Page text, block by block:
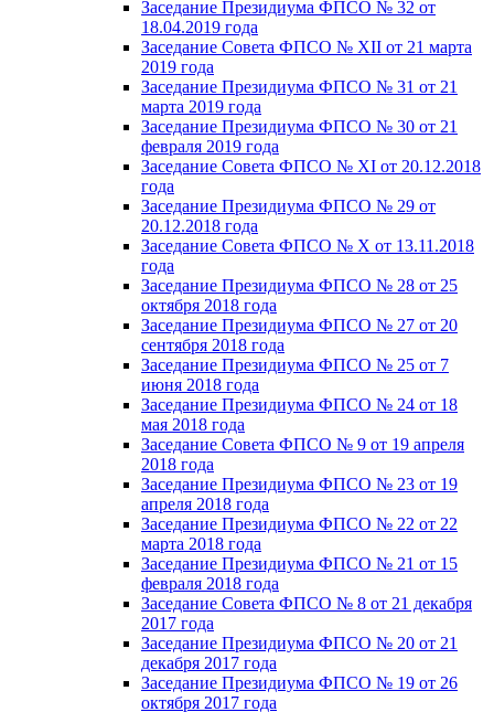
Заседание Президиума ФПСО № 32 от
18.04.2019 года
Заседание Совета ФПСО № XII от 21 марта
2019 года
Заседание Президиума ФПСО № 31 от 21
марта 2019 года
Заседание Президиума ФПСО № 30 от 21
февраля 2019 года
Заседание Совета ФПСО № XI от 20.12.2018
года
Заседание Президиума ФПСО № 29 от
20.12.2018 года
Заседание Совета ФПСО № X от 13.11.2018
года
Заседание Президиума ФПСО № 28 от 25
октября 2018 года
Заседание Президиума ФПСО № 27 от 20
сентября 2018 года
Заседание Президиума ФПСО № 25 от 7
июня 2018 года
Заседание Президиума ФПСО № 24 от 18
мая 2018 года
Заседание Совета ФПСО № 9 от 19 апреля
2018 года
Заседание Президиума ФПСО № 23 от 19
апреля 2018 года
Заседание Президиума ФПСО № 22 от 22
марта 2018 года
Заседание Президиума ФПСО № 21 от 15
февраля 2018 года
Заседание Совета ФПСО № 8 от 21 декабря
2017 года
Заседание Президиума ФПСО № 20 от 21
декабря 2017 года
Заседание Президиума ФПСО № 19 от 26
октября 2017 года